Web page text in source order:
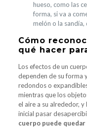
hueso, como las
forma, si va a
melón o la sandía,
Cómo
qué hacer
Los efectos de un
dependen de su forma
redondos o
mientras que los
el aire a su alrededor,
inicial pasar
cuerpo puede